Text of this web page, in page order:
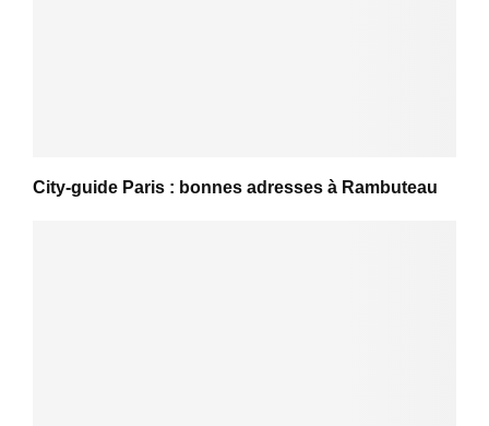
City-guide Paris : bonnes adresses à Rambuteau